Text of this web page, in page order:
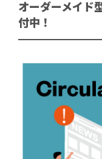
オーダーメイド
付中！